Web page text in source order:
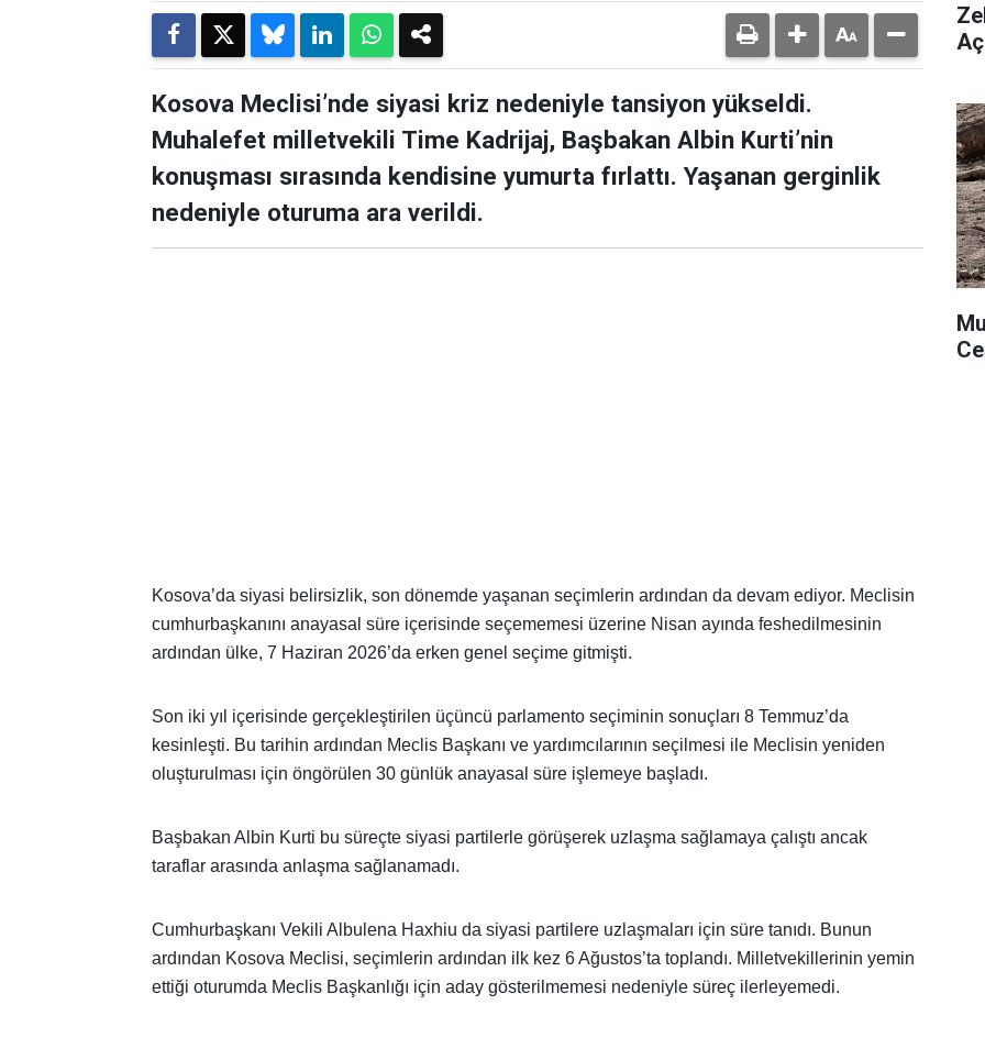
Kosova Meclisi’nde siyasi kriz nedeniyle tansiyon yükseldi.
Muhalefet milletvekili Time Kadrijaj, Başbakan Albin Kurti’nin
konuşması sırasında kendisine yumurta fırlattı. Yaşanan gerginlik
nedeniyle oturuma ara verildi.
Kosova’da siyasi belirsizlik, son dönemde yaşanan seçimlerin ardından da devam ediyor. Meclisin
cumhurbaşkanını anayasal süre içerisinde seçememesi üzerine Nisan ayında feshedilmesinin
ardından ülke, 7 Haziran 2026’da erken genel seçime gitmişti.
Son iki yıl içerisinde gerçekleştirilen üçüncü parlamento seçiminin sonuçları 8 Temmuz’da
kesinleşti. Bu tarihin ardından Meclis Başkanı ve yardımcılarının seçilmesi ile Meclisin yeniden
oluşturulması için öngörülen 30 günlük anayasal süre işlemeye başladı.
Başbakan Albin Kurti bu süreçte siyasi partilerle görüşerek uzlaşma sağlamaya çalıştı ancak
taraflar arasında anlaşma sağlanamadı.
Cumhurbaşkanı Vekili Albulena Haxhiu da siyasi partilere uzlaşmaları için süre tanıdı. Bunun
ardından Kosova Meclisi, seçimlerin ardından ilk kez 6 Ağustos’ta toplandı. Milletvekillerinin yemin
ettiği oturumda Meclis Başkanlığı için aday gösterilmemesi nedeniyle süreç ilerleyemedi.